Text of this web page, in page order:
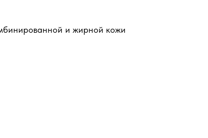
и жирной кожи